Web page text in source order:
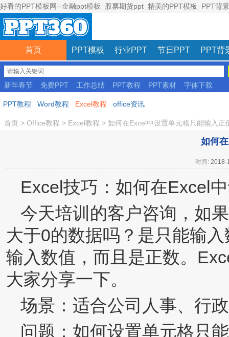
好看的PPT模板网--金融ppt模板_股票期货ppt_精美的PPT模板_PPT背
首页 PPT模板 行业PPT 节日PPT PPT背
新年春节 免费PPT 工作总结 PPT教程 PPT素材
字体下载
PPT教程
Word教程 Excel教程 office资讯
首页 > Office教程 > Excel教程 > 如何在Excel中设置单元格只能输入正
如何
时间: 2018-
Excel技巧：如何在Excel
今天培训的客户咨询，如
大于0的数据吗？是只能输
输入数值，而且是正数。
大家分享一下。
场景：适合公司人事、行
问题：如何设置单元格只